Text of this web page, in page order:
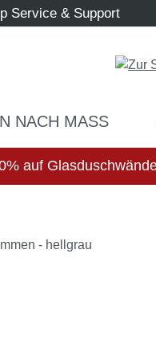
Service & Support
NACH MASS
auf